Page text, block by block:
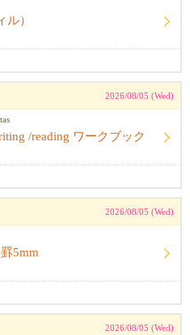
）
2026/08/05 (Wed)
/reading ワークブック
2026/08/05 (Wed)
5mm
2026/08/05 (Wed)